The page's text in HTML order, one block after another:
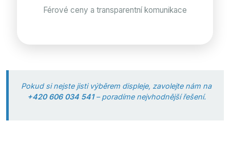
Férové ceny a transparentní komunikace
Pokud si nejste jisti výběrem displeje, zavolejte nám na
+420 606 034 541– poradíme nejvhodnější řešení.